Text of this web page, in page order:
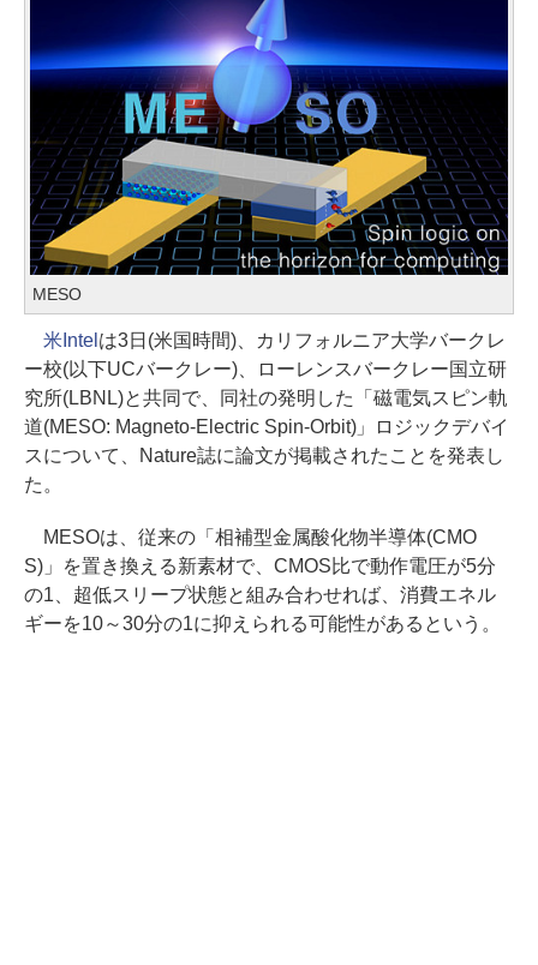
MESO
米Intel は3日(米国時間)、カリフォルニア大学バークレ
ー校(以下UCバークレー)、ローレンスバークレー国立研
究所(LBNL)と共同で、同社の発明した「磁電気スピン軌
道(MESO: Magneto-Electric Spin-Orbit)」ロジックデバイ
スについて、Nature誌に論文が掲載されたことを発表し
た。
MESOは、従来の「相補型金属酸化物半導体(CMO
S)」を置き換える新素材で、CMOS比で動作電圧が5分
の1、超低スリープ状態と組み合わせれば、消費エネル
ギーを10～30分の1に抑えられる可能性があるという。